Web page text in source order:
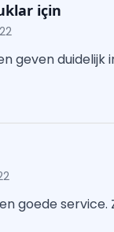
için
geven
goede